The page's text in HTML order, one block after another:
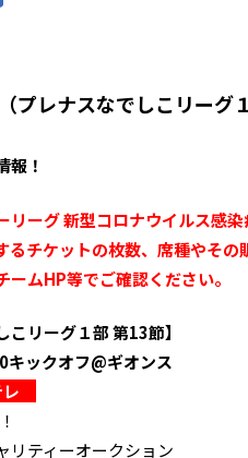
プレナスなでしこリー
報！
リーグ 新型コロナウイルス感
るチケットの枚数、席種やそ
ームHP等でご確認ください。
こリーグ１部 第13節】
ックオフ@ギオンス
レ
ティーオークション